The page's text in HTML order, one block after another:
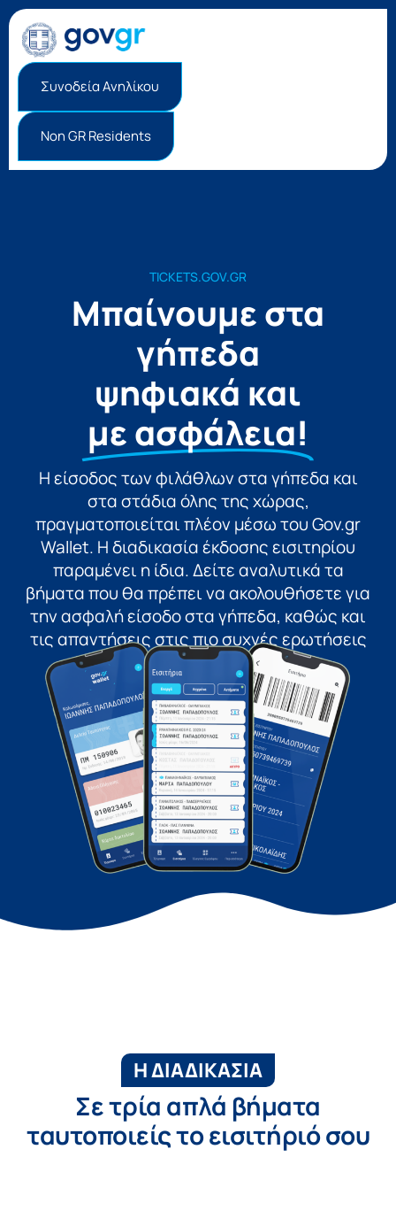
Συνοδεία Ανηλίκου
Non GR Residents
TICKETS.GOV.GR
Μπαίνουμε στα
γήπεδα
ψηφιακά και
με ασφάλεια!
Η είσοδος των φιλάθλων στα γήπεδα και
στα στάδια όλης της χώρας,
πραγματοποιείται πλέον μέσω του Gov.gr
Wallet. Η διαδικασία έκδοσης εισιτηρίου
παραμένει η ίδια. Δείτε αναλυτικά τα
βήματα που θα πρέπει να ακολουθήσετε για
την ασφαλή είσοδο στα γήπεδα, καθώς και
τις απαντήσεις στις πιο συχνές ερωτήσεις
Η ΔΙΑΔΙΚΑΣΙΑ
Σε τρία απλά βήματα
ταυτοποιείς το εισιτήριό σου